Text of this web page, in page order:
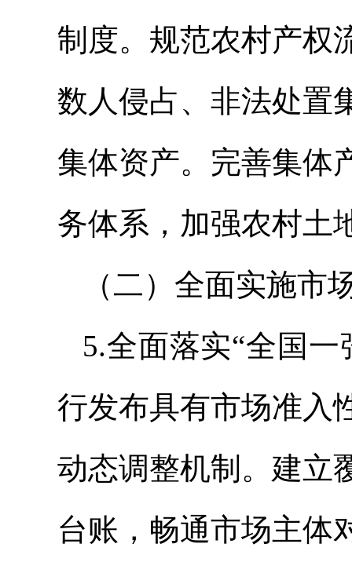
制度。规范农村产权
数人侵占、非法处置
集体资产。完善集体
务体系，加强农村土
（二）全面实施市
5.全面落实“全国
行发布具有市场准入
动态调整机制。建立
台账，畅通市场主体